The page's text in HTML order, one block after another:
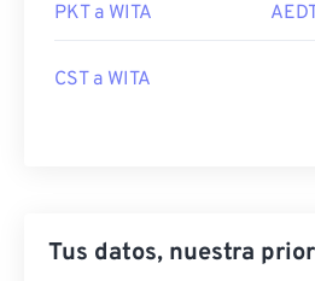
PKT a WITA
CST a WITA
Tus datos, nuestra